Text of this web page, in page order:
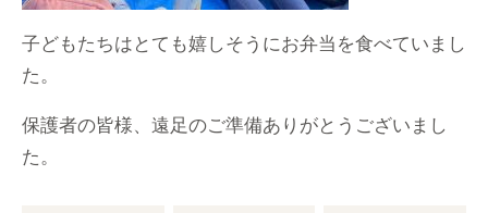
子どもたちはとても嬉しそうにお弁当を食べていまし
た。
保護者の皆様、遠足のご準備ありがとうございまし
た。